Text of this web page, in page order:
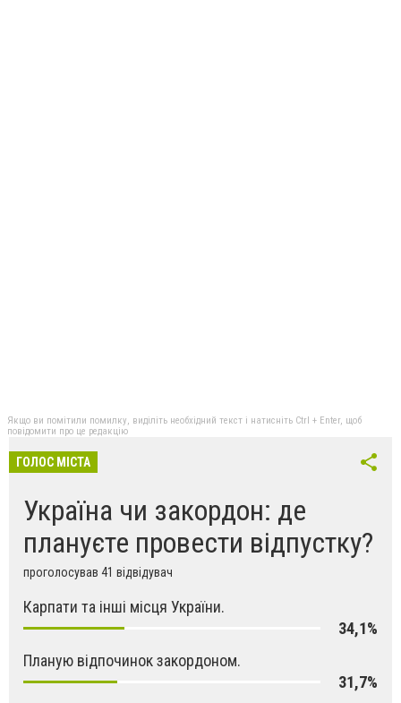
Якщо ви помітили помилку, виділіть необхідний текст і натисніть Ctrl + Enter, щоб
повідомити про це редакцію
ГОЛОС МІСТА
Україна чи закордон: де
плануєте провести відпустку?
проголосував 41 відвідувач
Карпати та інші місця України.
34,1%
Планую відпочинок закордоном.
31,7%